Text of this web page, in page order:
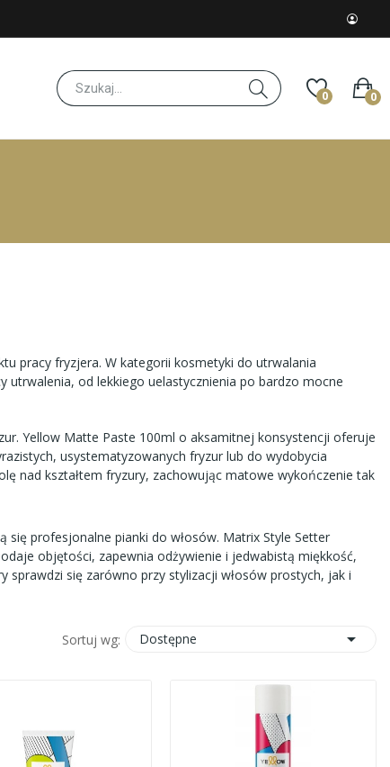
0 0
pracy fryzjera. W kategorii kosmetyki do utrwalania
od lekkiego uelastycznienia po bardzo mocne
Yellow Matte Paste 100ml o aksamitnej konsystencji oferuje
usystematyzowanych fryzur lub do wydobycia
nad kształtem fryzury, zachowując matowe wykończenie tak
się profesjonalne pianki do włosów. Matrix Style Setter
objętości, zapewnia odżywienie i jedwabistą miękkość,
się zarówno przy stylizacji włosów prostych, jak i
Sortuj wg: Dostępne 